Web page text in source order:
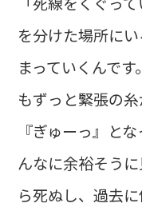
を分けた場所に
まっていくんで
もずっと緊張の
『ぎゅーっ』と
んなに余裕そう
ら死ぬし、過去